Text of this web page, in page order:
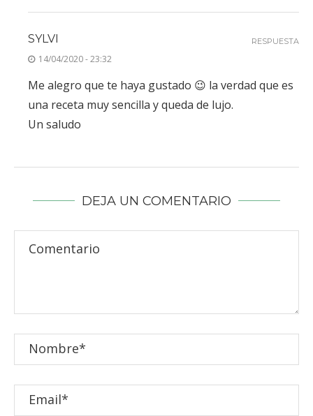
SYLVI
14/04/2020 - 23:32
Me alegro que te haya gustado 😉 la verdad que es
una receta muy sencilla y queda de lujo.
Un saludo
RESPUESTA
DEJA UN COMENTARIO